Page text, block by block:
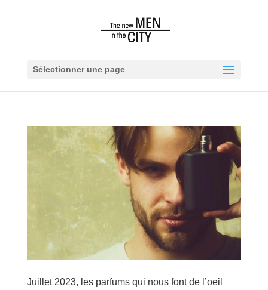
Sélectionner une page
Juillet 2023, les parfums qui nous font de l’oeil